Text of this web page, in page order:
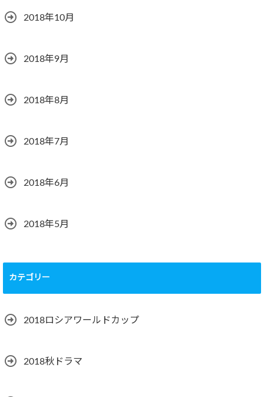
2018年10月
2018年9月
2018年8月
2018年7月
2018年6月
2018年5月
カテゴリー
2018ロシアワールドカップ
2018秋ドラマ